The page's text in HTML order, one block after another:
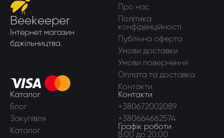
Beekeeper
Інтернет магазин
бджільництва.
Про нас
Політика
конфіденційності
Публічна оферта
Умови доставки
Умови повернення
Оплата та доставка
Контакти
Каталог
Блог
Закупівля
Каталог
Контакти
+380672002089
+380664662574
Графік роботи
8:00 до 20:00